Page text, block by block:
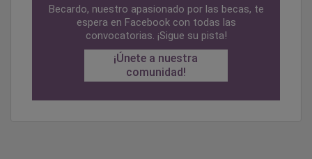
Becardo, nuestro apasionado por las becas, te
espera en Facebook con todas las
convocatorias. ¡Sigue su pista!
¡Únete a nuestra
comunidad!